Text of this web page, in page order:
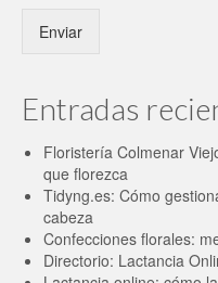
Enviar
Entradas
Floristería Colmenar
que florezca
Tidyng.es: Cómo
cabeza
Confecciones florales:
Directorio: Lactancia